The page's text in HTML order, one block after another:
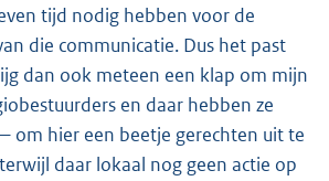
tijd nodig hebben voor de
die communicatie. Dus het past
dan ook meteen een klap om mijn
en daar hebben ze
om hier een beetje gerechten uit te
daar lokaal nog geen actie op